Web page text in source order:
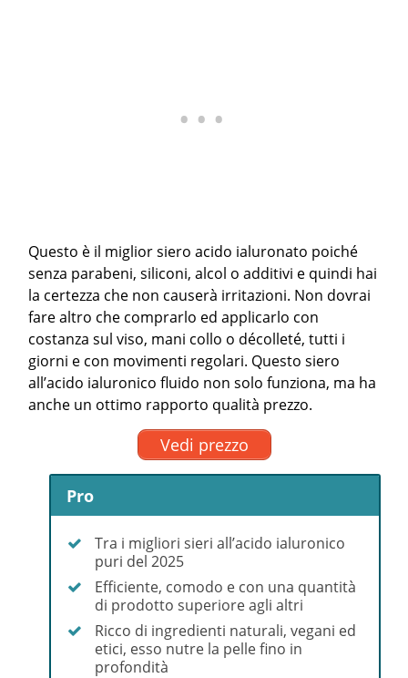
Questo è il miglior siero acido ialuronato poiché
senza parabeni, siliconi, alcol o additivi e quindi hai
la certezza che non causerà irritazioni. Non dovrai
fare altro che comprarlo ed applicarlo con
costanza sul viso, mani collo o décolleté, tutti i
giorni e con movimenti regolari. Questo siero
all’acido ialuronico fluido non solo funziona, ma ha
anche un ottimo rapporto qualità prezzo.
Vedi prezzo
Pro
Tra i migliori sieri all’acido ialuronico
puri del 2025
Efficiente, comodo e con una quantità
di prodotto superiore agli altri
Ricco di ingredienti naturali, vegani ed
etici, esso nutre la pelle fino in
profondità